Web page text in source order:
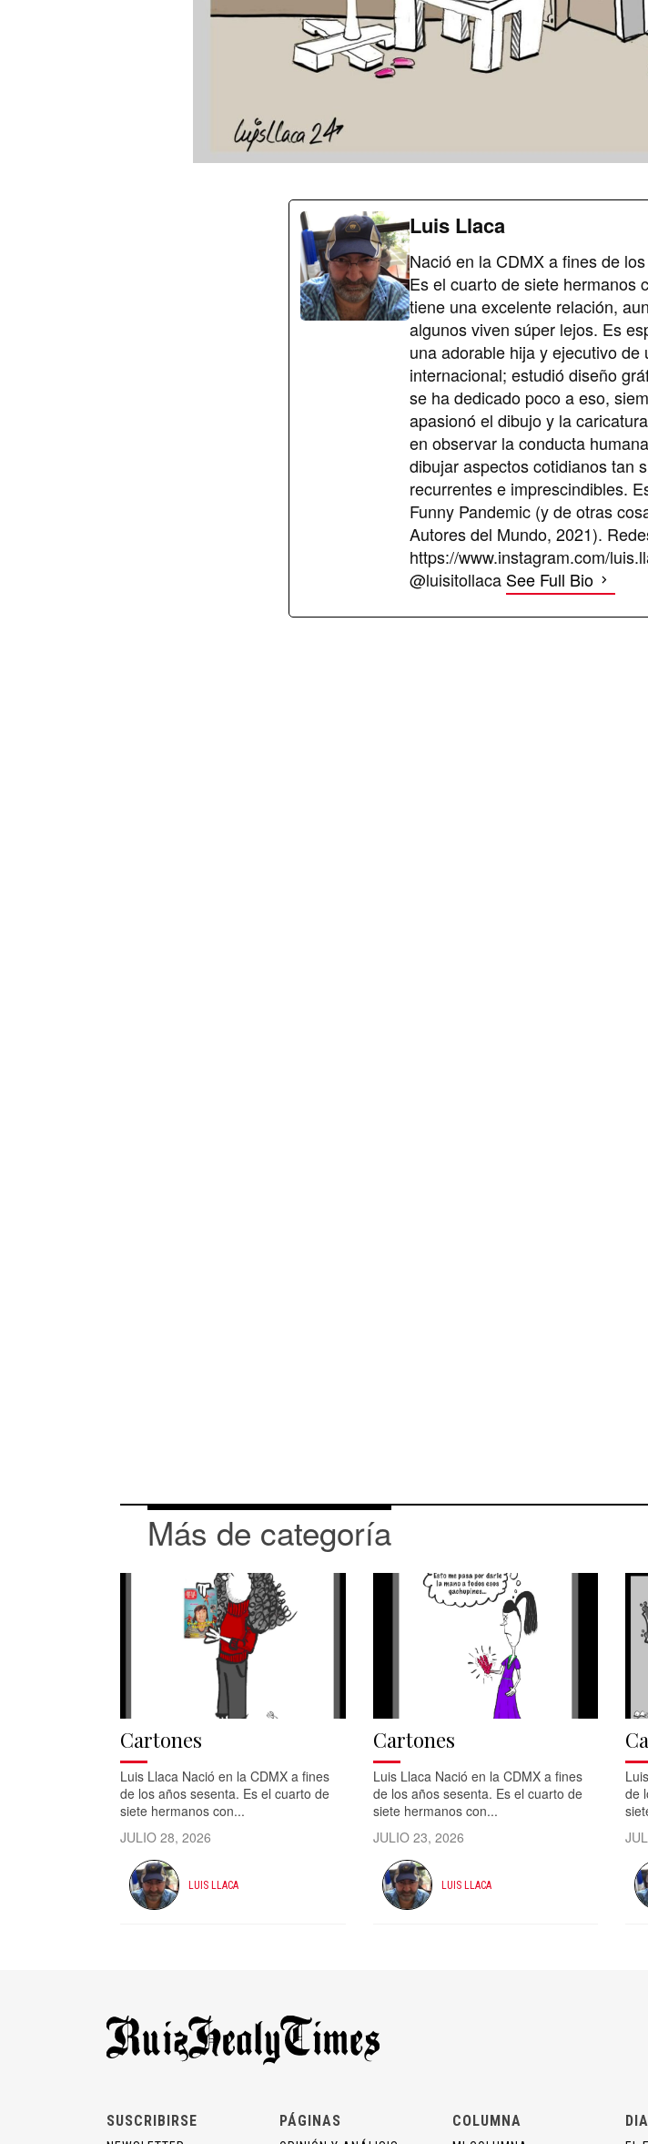
Luis Llaca
Nació en la CDMX a fines de
Es el cuarto de siete hermanos
tiene una excelente relación,
algunos viven súper lejos. Es
una adorable hija y ejecutivo de
internacional; estudió diseño
se ha dedicado poco a eso,
apasionó el dibujo y la
en observar la conducta
dibujar aspectos cotidianos tan
recurrentes e imprescindibles.
Funny Pandemic (y de otras
Autores del Mundo, 2021).
https://www.instagram.com/
@luisitollaca See Full Bio
Más de categoría
Cartones
Luis Llaca Nació en la CDMX a fines
de los años sesenta. Es el cuarto de
siete hermanos con...
JULIO 28, 2026
LUIS LLACA
Cartones
Luis Llaca Nació en la CDMX a fines
de los años sesenta. Es el cuarto de
siete hermanos con...
JULIO 23, 2026
LUIS LLACA
de
SUSCRIBIRSE PÁGINAS COLUMNA